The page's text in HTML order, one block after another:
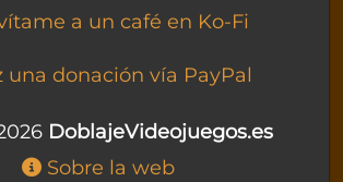
a un café en Ko-Fi
una donación vía PayPal
DoblajeVideojuegos.es
Sobre la web